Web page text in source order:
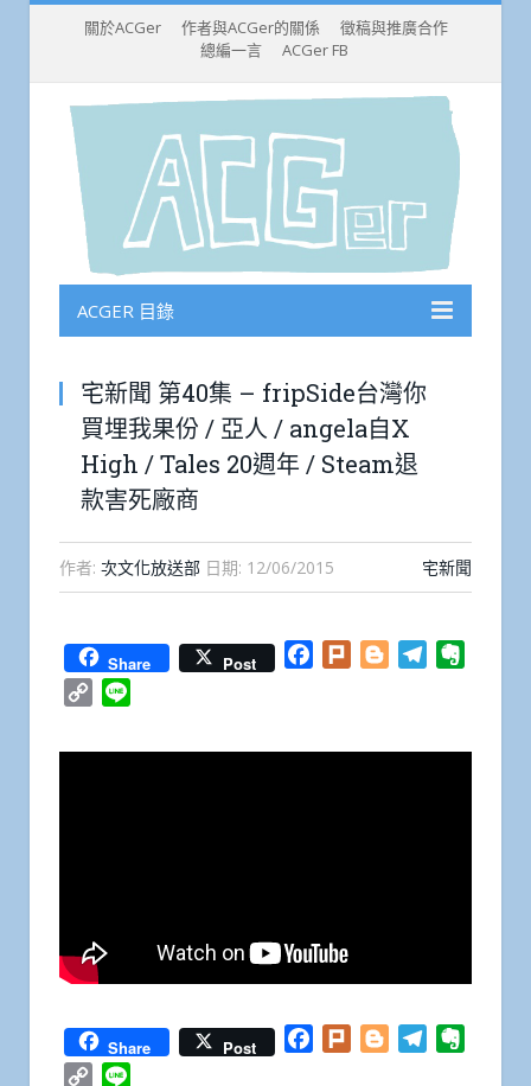
關於ACGer 作者與ACGer的關係
徵稿與推廣合作
總編一言
ACGer FB
ACGER 目錄
宅新聞 第40集 – fripSide台灣你
買埋我果份 / 亞人 / angela自X
High / Tales 20週年 / Steam退
款害死廠商
作者: 次文化放送部 日期: 12/06/2015 宅新聞
Share Post Facebook
Plurk BloggerTelegram
Copy
Share Post Facebook
Plurk BloggerTelegram
Copy